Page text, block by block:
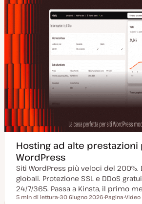
Hosting ad alte prestazioni
WordPress
Siti WordPress più veloci del 200%.
globali. Protezione SSL e DDoS
24/7/365. Passa a Kinsta, il primo
Tempo di lettura
5 min di lettura 30 Giugno 2026 Pagina Video